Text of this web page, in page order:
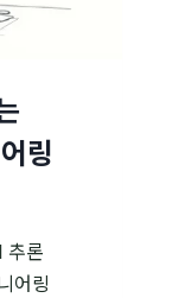
링
추론
어링